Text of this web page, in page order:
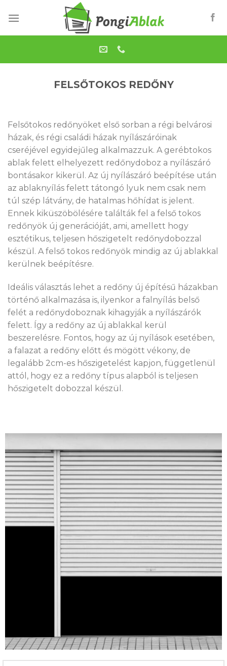
FELSŐTOKOS REDŐNY
Felsőtokos redőnyöket első sorban a régi belvárosi
házak, és régi családi házak nyílászáróinak
cseréjével egyidejűleg alkalmazzuk. A gerébtokos
ablak felett elhelyezett redőnydoboz a nyílászáró
bontásakor kikerül. Az új nyílászáró beépítése után
az ablaknyílás felett tátongó lyuk nem csak nem
túl szép látvány, de hatalmas hőhídat is jelent.
Ennek kiküszöbölésére találták fel a felső tokos
redőnyök új generációját, ami, amellett hogy
esztétikus, teljesen hőszigetelt redőnydobozzal
készül. A felső tokos redőnyök mindig az új ablakkal
kerülnek beépítésre.
Ideális választás lehet a redőny új építésű házakban
történő alkalmazása is, ilyenkor a falnyílás belső
felét a redőnydoboznak kihagyják a nyílászárók
felett. Így a redőny az új ablakkal kerül
beszerelésre. Fontos, hogy az új nyílások esetében,
a falazat a redőny előtt és mögött vékony, de
legalább 2cm-es hőszigetelést kapjon, függetlenül
attól, hogy ez a redőny típus alapból is teljesen
hőszigetelt dobozzal készül.